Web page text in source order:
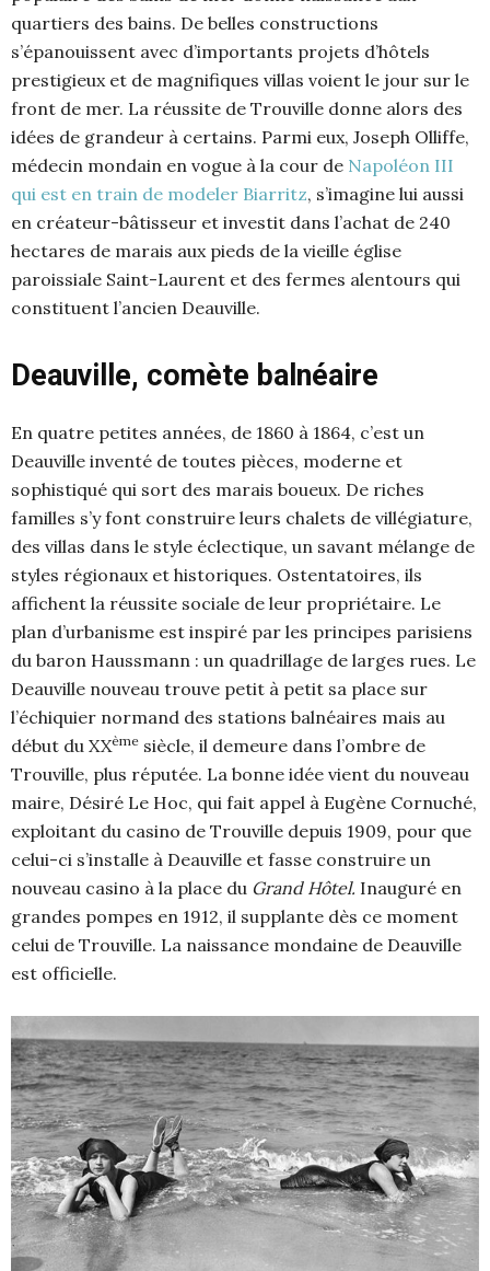
quartiers des bains. De belles constructions
s’épanouissent avec d’importants projets d’hôtels
prestigieux et de magnifiques villas voient le jour sur le
front de mer. La réussite de Trouville donne alors des
idées de grandeur à certains. Parmi eux, Joseph Olliffe,
médecin mondain en vogue à la cour de Napoléon III
qui est en train de modeler Biarritz, s’imagine lui aussi
en créateur-bâtisseur et investit dans l’achat de 240
hectares de marais aux pieds de la vieille église
paroissiale Saint-Laurent et des fermes alentours qui
constituent l’ancien Deauville.
Deauville, comète balnéaire
En quatre petites années, de 1860 à 1864, c’est un
Deauville inventé de toutes pièces, moderne et
sophistiqué qui sort des marais boueux. De riches
familles s’y font construire leurs chalets de villégiature,
des villas dans le style éclectique, un savant mélange de
styles régionaux et historiques. Ostentatoires, ils
affichent la réussite sociale de leur propriétaire. Le
plan d’urbanisme est inspiré par les principes parisiens
du baron Haussmann : un quadrillage de larges rues. Le
Deauville nouveau trouve petit à petit sa place sur
l’échiquier normand des stations balnéaires mais au
début du XXème siècle, il demeure dans l’ombre de
Trouville, plus réputée. La bonne idée vient du nouveau
maire, Désiré Le Hoc, qui fait appel à Eugène Cornuché,
exploitant du casino de Trouville depuis 1909, pour que
celui-ci s’installe à Deauville et fasse construire un
nouveau casino à la place du Grand Hôtel. Inauguré en
grandes pompes en 1912, il supplante dès ce moment
celui de Trouville. La naissance mondaine de Deauville
est officielle.